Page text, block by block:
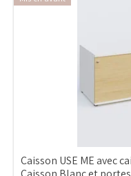
Caisson USE ME avec